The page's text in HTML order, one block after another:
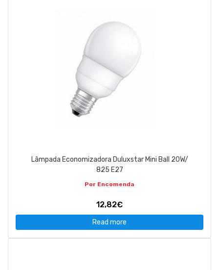
Lâmpada Economizadora Duluxstar Mini Ball 20W/
825 E27
Por Encomenda
12,82€
Read more